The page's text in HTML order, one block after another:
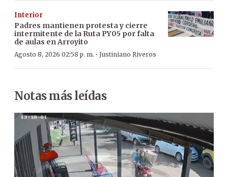
Interior
Padres mantienen protesta y cierre
intermitente de la Ruta PY05 por falta
de aulas en Arroyito
Agosto 8, 2026 02:58 p. m. · Justiniano Riveros
Notas más leídas